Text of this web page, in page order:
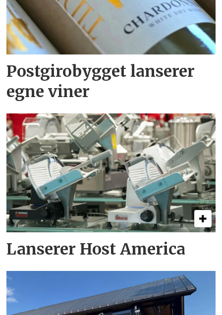
Postgirobygget lanserer
egne viner
Lanserer Host America